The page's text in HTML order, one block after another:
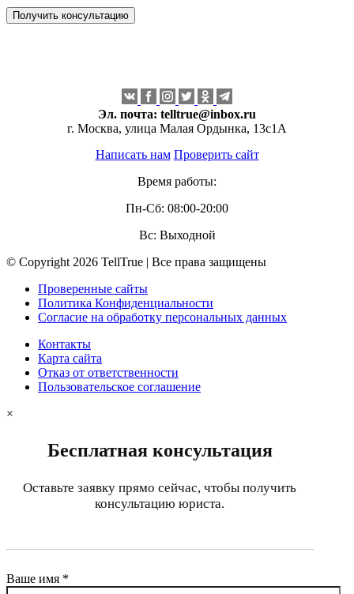
Эл. почта: telltrue@inbox.ru
г. Москва, улица Малая Ордынка, 13с1А
Написать нам Проверить сайт
Время работы:
Пн-Сб: 08:00-20:00
Вс: Выходной
© Copyright 2026 TellTrue | Все права защищены
Проверенные сайты
Политика Конфиденциальности
Согласие на обработку персональных данных
Контакты
Карта сайта
Отказ от ответственности
Пользовательское соглашение
×
Бесплатная консультация
Оставьте заявку прямо сейчас, чтобы получить
консультацию юриста.
Ваше имя *